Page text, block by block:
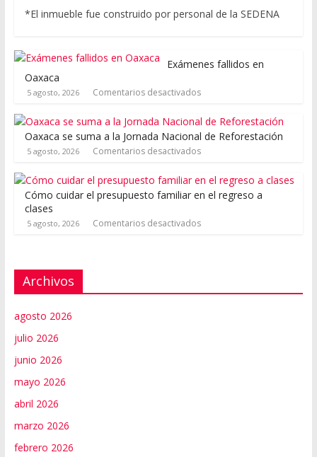
*El inmueble fue construido por personal de la SEDENA
Exámenes fallidos en
Oaxaca
5 agosto, 2026 Comentarios desactivados
Oaxaca se suma a la Jornada Nacional de Reforestación
5 agosto, 2026 Comentarios desactivados
Cómo cuidar el presupuesto familiar en el regreso a
clases
5 agosto, 2026 Comentarios desactivados
Archivos
agosto 2026
julio 2026
junio 2026
mayo 2026
abril 2026
marzo 2026
febrero 2026